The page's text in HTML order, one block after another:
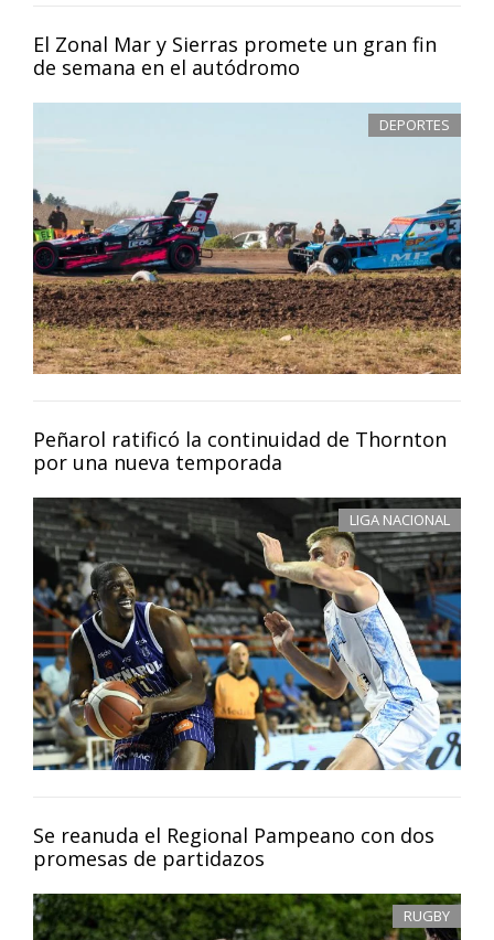
El Zonal Mar y Sierras promete un gran fin
de semana en el autódromo
DEPORTES
Peñarol ratificó la continuidad de Thornton
por una nueva temporada
LIGA NACIONAL
Se reanuda el Regional Pampeano con dos
promesas de partidazos
RUGBY